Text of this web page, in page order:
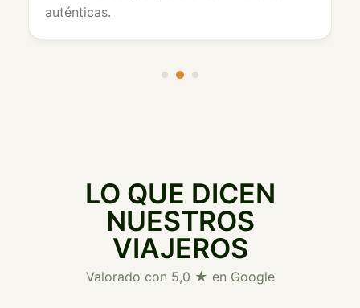
animadísimas fiestas callejeras.
LO QUE DICEN
NUESTROS
VIAJEROS
Valorado con 5,0 ★ en Google